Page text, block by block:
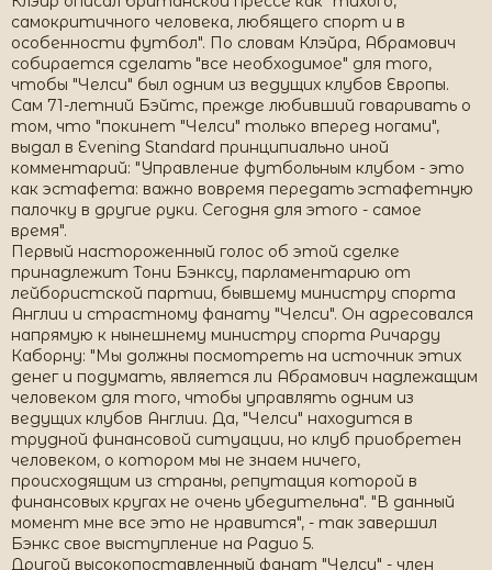
самокритичного человека, любящего спорт и в
особенности футбол". По словам Клэйра, Абрамович
собирается сделать "все необходимое" для того,
чтобы "Челси" был одним из ведущих клубов Европы.
Сам 71-летний Бэйтс, прежде любивший говаривать о
том, что "покинет "Челси" только вперед ногами",
выдал в Evening Standard принципиально иной
комментарий: "Управление футбольным клубом - это
как эстафета: важно вовремя передать эстафетную
палочку в другие руки. Сегодня для этого - самое
время".
Первый настороженный голос об этой сделке
принадлежит Тони Бэнксу, парламентарию от
лейбористской партии, бывшему министру спорта
Англии и страстному фанату "Челси". Он адресовался
напрямую к нынешнему министру спорта Ричарду
Каборну: "Мы должны посмотреть на источник этих
денег и подумать, является ли Абрамович надлежащим
человеком для того, чтобы управлять одним из
ведущих клубов Англии. Да, "Челси" находится в
трудной финансовой ситуации, но клуб приобретен
человеком, о котором мы не знаем ничего,
происходящим из страны, репутация которой в
финансовых кругах не очень убедительна". "В данный
момент мне все это не нравится", - так завершил
Бэнкс свое выступление на Радио 5.
Другой высокопоставленный фанат "Челси" - член